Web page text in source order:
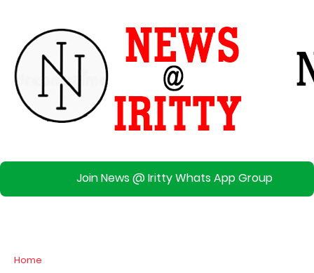
Join News @ Iritty Whats App Group
Home